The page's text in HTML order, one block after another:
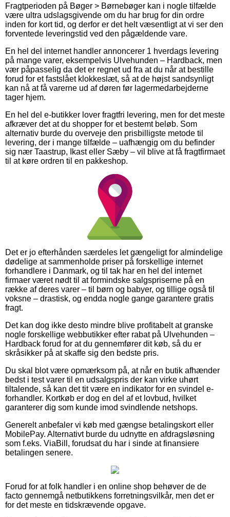
Fragtperioden på Bøger > Børnebøger kan i nogle tilfælde
være ultra udslagsgivende om du har brug for din ordre
inden for kort tid, og derfor er det helt væsentligt at vi ser den
forventede leveringstid ved den pågældende vare.
En hel del internet handler annoncerer 1 hverdags levering
på mange varer, eksempelvis Ulvehunden – Hardback, men
vær påpasselig da det er regnet ud fra at du når at bestille
forud for et fastslået klokkeslæt, så at de højst sandsynligt
kan nå at få varerne ud af døren før lagermedarbejderne
tager hjem.
En hel del e-butikker lover fragtfri levering, men for det meste
afkræver det at du shopper for et bestemt beløb. Som
alternativ burde du overveje den prisbilligste metode til
levering, der i mange tilfælde – uafhængig om du befinder
sig nær Taastrup, Ikast eller Sæby – vil blive at få fragtfirmaet
til at køre ordren til en pakkeshop.
Det er jo efterhånden særdeles let gængeligt for almindelige
dødelige at sammenholde priser på forskellige internet
forhandlere i Danmark, og til tak har en hel del internet
firmaer været nødt til at formindske salgspriserne på en
række af deres varer – til børn og babyer, og tillige også til
voksne – drastisk, og endda nogle gange garantere gratis
fragt.
Det kan dog ikke desto mindre blive profitabelt at granske
nogle forskellige webbutikker efter rabat på Ulvehunden –
Hardback forud for at du gennemfører dit køb, så du er
skråsikker på at skaffe sig den bedste pris.
Du skal blot være opmærksom på, at når en butik afhænder
bedst i test varer til en udsalgspris der kan virke uhørt
tiltalende, så kan det tit være en indikator for en svindel e-
forhandler. Kortkøb er dog en del af et lovbud, hvilket
garanterer dig som kunde imod svindlende netshops.
Generelt anbefaler vi køb med gængse betalingskort eller
MobilePay. Alternativt burde du udnytte en afdragsløsning
som f.eks. ViaBill, forudsat du har i sinde at finansiere
betalingen senere.
Forud for at folk handler i en online shop behøver de de
facto gennemgå netbutikkens forretningsvilkår, men det er
for det meste en tidskrævende opgave.